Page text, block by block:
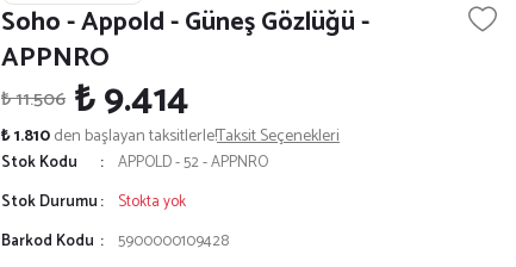
Soho - Appold - Güneş Gözlüğü -
APPNRO
₺ 11.506 ₺ 9.414
₺ 1.810den başlayan taksitlerle!Taksit Seçenekleri
Stok Kodu
APPOLD - 52 - APPNRO
Stok Durumu
Stokta yok
Barkod Kodu
5900000109428